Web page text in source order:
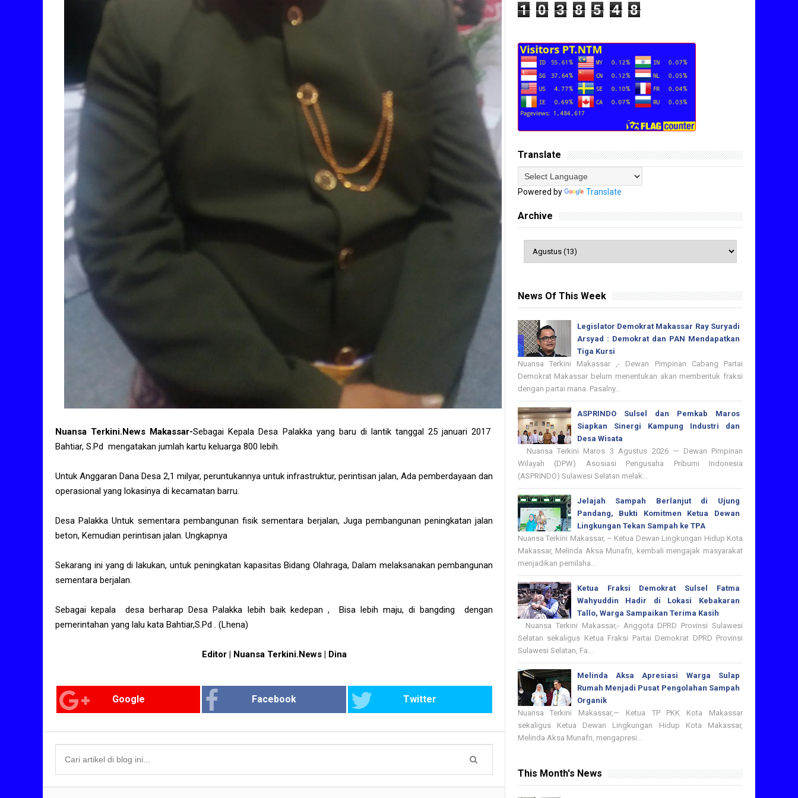
Nuansa Terkini.News Makassar-Sebagai Kepala Desa Palakka yang baru di lantik tanggal 25 januari 2017
Bahtiar, S.Pd mengatakan jumlah kartu keluarga 800 lebih.
Untuk Anggaran Dana Desa 2,1 milyar, peruntukannya untuk infrastruktur, perintisan jalan, Ada pemberdayaan dan
operasional yang lokasinya di kecamatan barru.
Desa Palakka Untuk sementara pembangunan fisik sementara berjalan, Juga pembangunan peningkatan jalan
beton, Kemudian perintisan jalan. Ungkapnya
Sekarang ini yang di lakukan, untuk peningkatan kapasitas Bidang Olahraga, Dalam melaksanakan pembangunan
sementara berjalan.
Sebagai kepala desa berharap Desa Palakka lebih baik kedepan , Bisa lebih maju, di bangding dengan
pemerintahan yang lalu kata Bahtiar,S.Pd . (Lhena)
Editor | Nuansa Terkini.News | Dina
Google Facebook Twitter
1 0 3 8 5 4 8
Translate
Powered by Translate
Archive
News Of This Week
Legislator Demokrat Makassar Ray Suryadi
Arsyad : Demokrat dan PAN Mendapatkan
Tiga Kursi
Nuansa Terkini Makassar ,- Dewan Pimpinan Cabang Partai
Demokrat Makassar belum menentukan akan membentuk fraksi
dengan partai mana. Pasalny...
ASPRINDO Sulsel dan Pemkab Maros
Siapkan Sinergi Kampung Industri dan
Desa Wisata
Nuansa Terkini Maros 3 Agustus 2026 — Dewan Pimpinan
Wilayah (DPW) Asosiasi Pengusaha Pribumi Indonesia
(ASPRINDO) Sulawesi Selatan melak...
Jelajah Sampah Berlanjut di Ujung
Pandang, Bukti Komitmen Ketua Dewan
Lingkungan Tekan Sampah ke TPA
Nuansa Terkini Makassar, – Ketua Dewan Lingkungan Hidup Kota
Makassar, Melinda Aksa Munafri, kembali mengajak masyarakat
menjadikan pemilaha...
Ketua Fraksi Demokrat Sulsel Fatma
Wahyuddin Hadir di Lokasi Kebakaran
Tallo, Warga Sampaikan Terima Kasih
Nuansa Terkini Makassar,- Anggota DPRD Provinsi Sulawesi
Selatan sekaligus Ketua Fraksi Partai Demokrat DPRD Provinsi
Sulawesi Selatan, Fa...
Melinda Aksa Apresiasi Warga Sulap
Rumah Menjadi Pusat Pengolahan Sampah
Organik
Nuansa Terkini Makassar,— Ketua TP PKK Kota Makassar
sekaligus Ketua Dewan Lingkungan Hidup Kota Makassar,
Melinda Aksa Munafri, mengapresi...
This Month's News